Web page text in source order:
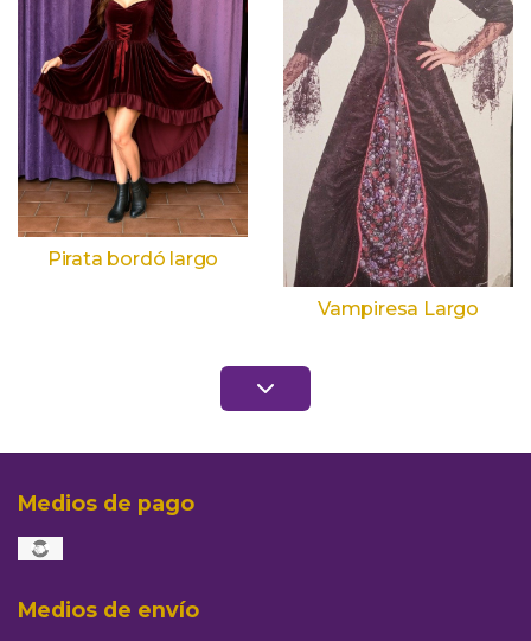
Pirata bordó largo
Vampiresa Largo
Medios de pago
Medios de envío